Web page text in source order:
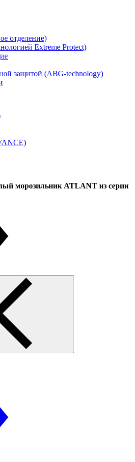
отделение)
Extreme Protect)
защитой (ABG-technology)
морозильник ATLANT из серии